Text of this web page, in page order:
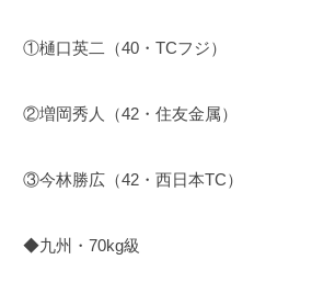
①樋口英二（40・TCフジ）
②増岡秀人（42・住友金属）
③今林勝広（42・西日本TC）
◆九州・70kg級